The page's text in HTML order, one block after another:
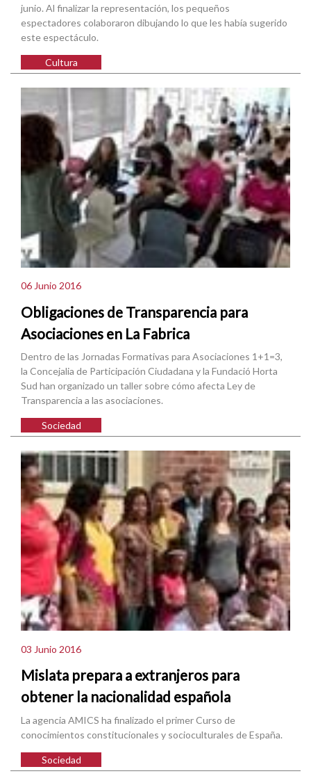
junio. Al finalizar la representación, los pequeños
espectadores colaboraron dibujando lo que les había sugerido
este espectáculo.
Cultura
06 Junio 2016
Obligaciones de Transparencia para
Asociaciones en La Fabrica
Dentro de las Jornadas Formativas para Asociaciones 1+1=3,
la Concejalia de Participación Ciudadana y la Fundació Horta
Sud han organizado un taller sobre cómo afecta Ley de
Transparencia a las asociaciones.
Sociedad
03 Junio 2016
Mislata prepara a extranjeros para
obtener la nacionalidad española
La agencia AMICS ha finalizado el primer Curso de
conocimientos constitucionales y socioculturales de España.
Sociedad